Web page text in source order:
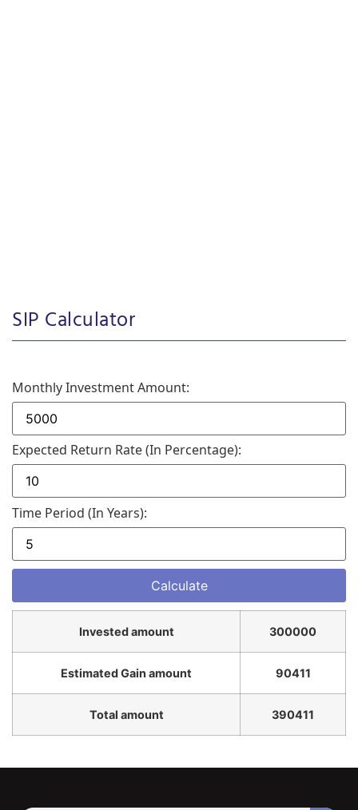
SIP Calculator
Monthly Investment Amount:
Expected Return Rate (in Percentage):
Time Period (in Years):
Invested amount 300000
Estimated Gain amount 90411
Total amount 390411